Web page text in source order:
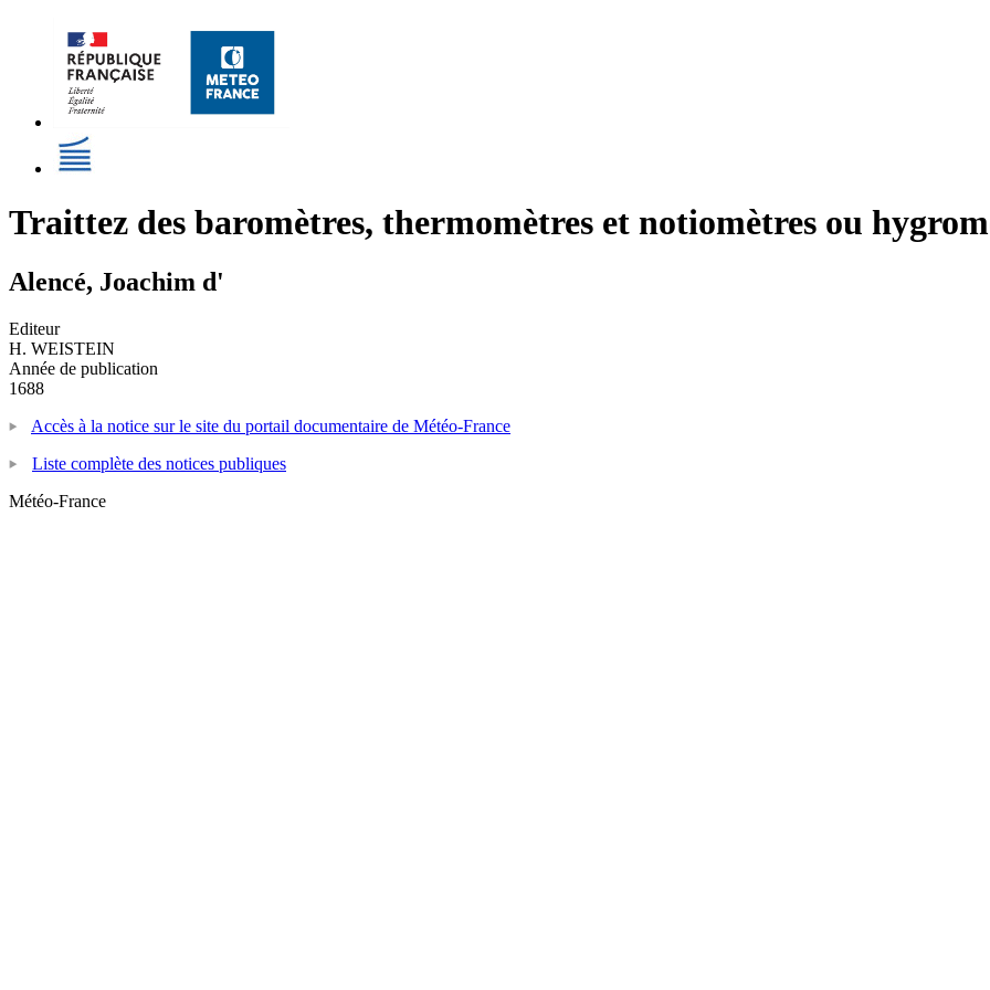
Traittez des baromètres, thermomètres et notiomètres ou
Alencé, Joachim d'
Editeur
H. WEISTEIN
Année de publication
1688
Accès à la notice sur le site du portail documentaire de Météo-France
Liste complète des notices publiques
Météo-France